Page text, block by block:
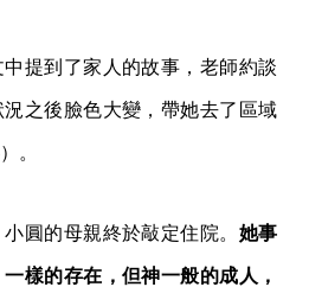
提到了家人的故事，老師約談
之後臉色大變，帶她去了區域
。
圓的母親終於敲定住院。 她事
樣的存在，但神一般的成人，